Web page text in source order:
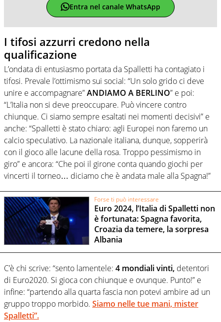
Entra nel canale WhatsApp
I tifosi azzurri credono nella
qualificazione
L’ondata di entusiasmo portata da Spalletti ha contagiato i
tifosi. Prevale l’ottimismo sui social: “Un solo grido ci deve
unire e accompagnare”ANDIAMO A BERLINO” e poi:
“L’Italia non si deve preoccupare. Può vincere contro
chiunque. Ci siamo sempre esaltati nei momenti decisivi” e
anche: “Spalletti è stato chiaro: agli Europei non faremo un
calcio speculativo. La nazionale italiana, dunque, sopperirà
con il gioco alle lacune della rosa. Troppo pessimismo in
giro” e ancora: “Che poi il girone conta quando giochi per
vincerti il torneo… diciamo che è andata male alla Spagna!”
Forse ti può interessare
Euro 2024, l’Italia di Spalletti non
è fortunata: Spagna favorita,
Croazia da temere, la sorpresa
Albania
C’è chi scrive: “sento lamentele: 4 mondiali vinti, detentori
di Euro2020. Si gioca con chiunque e ovunque. Punto!” e
infine: “partendo alla quarta fascia non potevi ambire ad un
gruppo troppo morbido. Siamo nelle tue mani, mister
Spalletti”.